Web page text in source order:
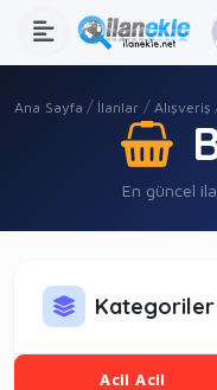
Ana Sayfa İlanlar Alışveriş
En güncel
Kategoriler
Acil Acil